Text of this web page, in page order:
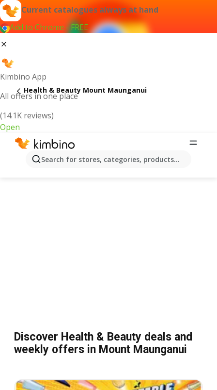
Current catalogues always at hand
Add to Chrome - FREE
Kimbino App
All offers in one place
(14.1K reviews)
Open
Search for stores, categories, products...
Health & Beauty Mount Maunganui
Discover Health & Beauty deals and
weekly offers in Mount Maunganui